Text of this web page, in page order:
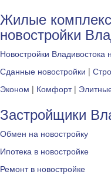
Жилые
новостройки
Новостройки Владивостока
Сданные новостройки |
Эконом | Комфорт|
Застройщики
Обмен на новостройку
Ипотека в новостройке
Ремонт в новостройке